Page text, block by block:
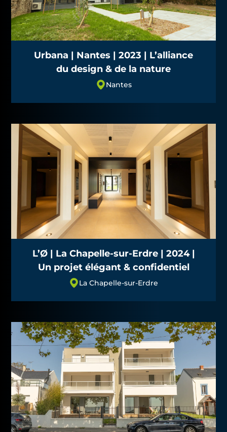
Urbana | Nantes | 2023 | L’alliance
du design & de la nature
Nantes
L’Ø | La Chapelle-sur-Erdre | 2024 |
Un projet élégant & confidentiel
La Chapelle-sur-Erdre